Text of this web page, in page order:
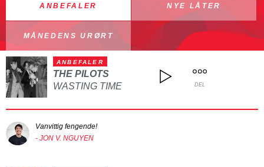
ANBEFALER NYE LÅTER
MÅNEDENS URØRT
ANBEFALER
THE PILOTS
WASTING TIME
DEL
Vanvittig fengende!
- JON V. NGUYEN